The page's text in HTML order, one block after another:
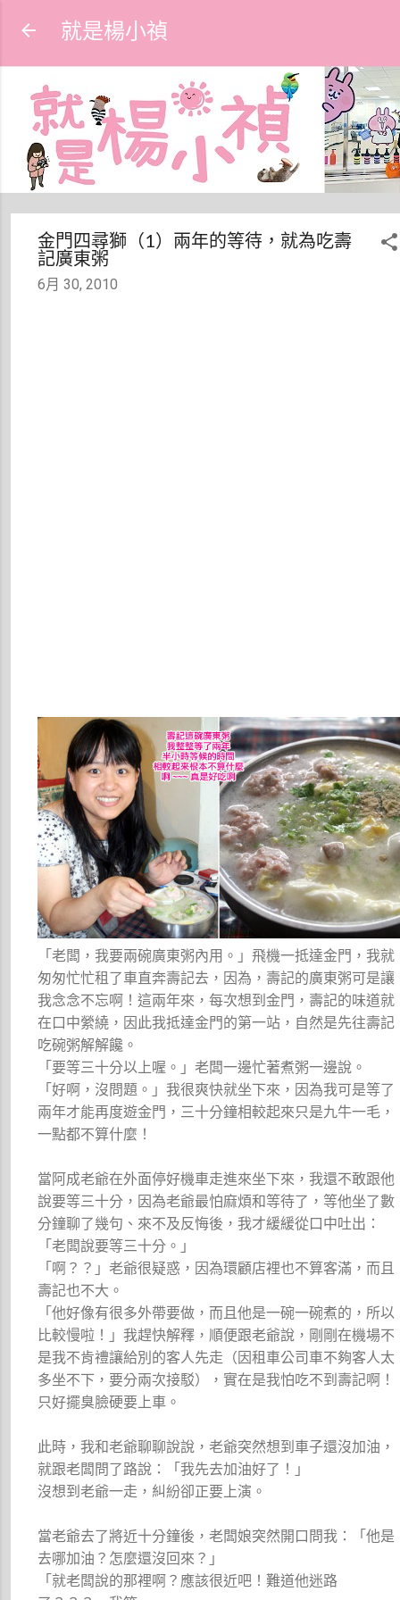
就是楊小禎
金門四尋獅（1）兩年的等待，就為吃壽
記廣東粥
6月 30, 2010
「老闆，我要兩碗廣東粥內用。」飛機一抵達金門，我就
匆匆忙忙租了車直奔壽記去，因為，壽記的廣東粥可是讓
我念念不忘啊！這兩年來，每次想到金門，壽記的味道就
在口中縈繞，因此我抵達金門的第一站，自然是先往壽記
吃碗粥解解饞。
「要等三十分以上喔。」老闆一邊忙著煮粥一邊說。
「好啊，沒問題。」我很爽快就坐下來，因為我可是等了
兩年才能再度遊金門，三十分鐘相較起來只是九牛一毛，
一點都不算什麼！
當阿成老爺在外面停好機車走進來坐下來，我還不敢跟他
說要等三十分，因為老爺最怕麻煩和等待了，等他坐了數
分鐘聊了幾句、來不及反悔後，我才緩緩從口中吐出：
「老闆說要等三十分。」
「啊？？」老爺很疑惑，因為環顧店裡也不算客滿，而且
壽記也不大。
「他好像有很多外帶要做，而且他是一碗一碗煮的，所以
比較慢啦！」我趕快解釋，順便跟老爺說，剛剛在機場不
是我不肯禮讓給別的客人先走（因租車公司車不夠客人太
多坐不下，要分兩次接駁），實在是我怕吃不到壽記啊！
只好擺臭臉硬要上車。
此時，我和老爺聊聊說說，老爺突然想到車子還沒加油，
就跟老闆問了路說：「我先去加油好了！」
沒想到老爺一走，糾紛卻正要上演。
當老爺去了將近十分鐘後，老闆娘突然開口問我：「他是
去哪加油？怎麼還沒回來？」
「就老闆說的那裡啊？應該很近吧！難道他迷路